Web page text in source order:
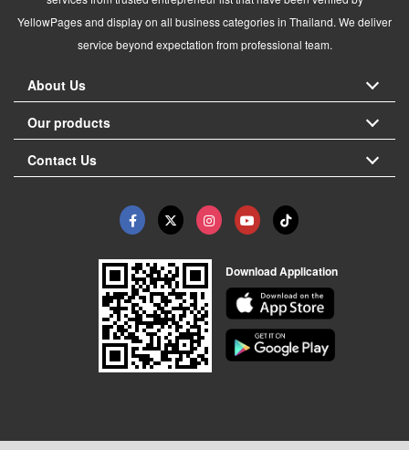
YellowPages and display on all business categories in Thailand. We deliver
service beyond expectation from professional team.
About Us
Our products
Contact Us
Download Application